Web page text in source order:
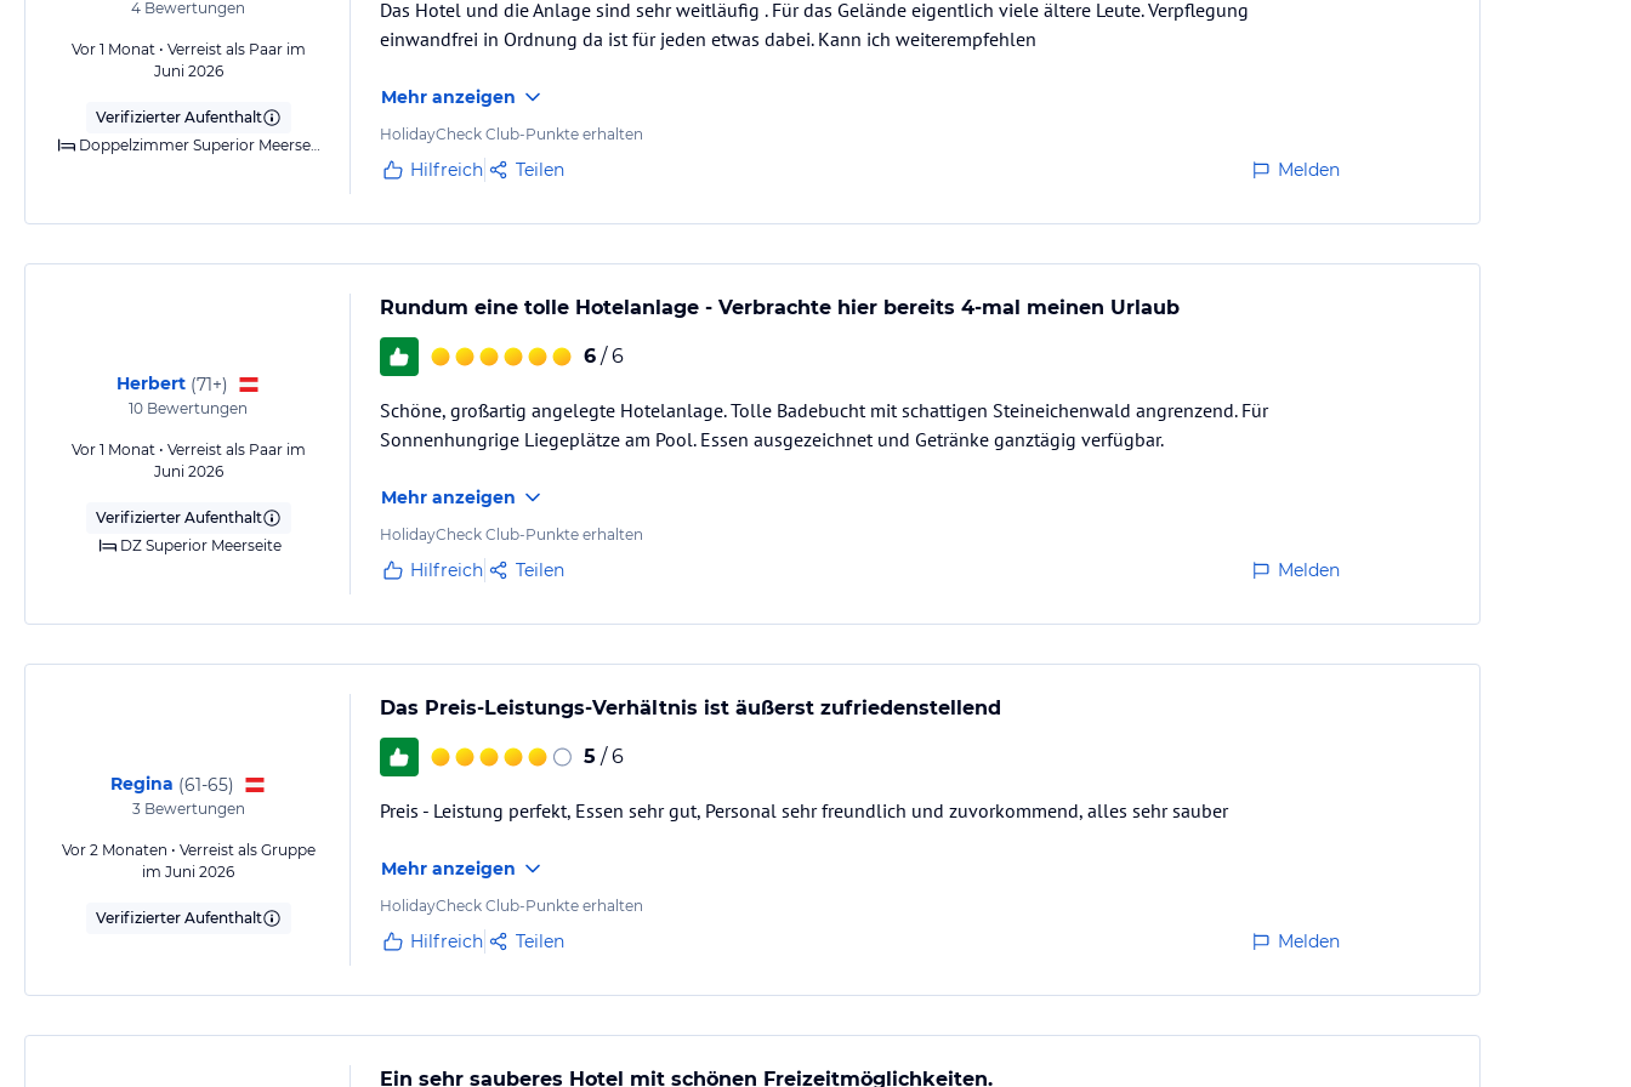
4 Bewertungen
Vor 1 Monat • Verreist als Paar im
Juni 2026
Verifizierter Aufenthalt
Doppelzimmer Superior Meerseite (Balkon)
Das Hotel und die Anlage sind sehr weitläufig . Für das Gelände eigentlich viele ältere Leute. Verpflegung
einwandfrei in Ordnung da ist für jeden etwas dabei. Kann ich weiterempfehlen
Mehr anzeigen
HolidayCheck Club-Punkte erhalten
Hilfreich Teilen Melden
Herbert (71+)
10 Bewertungen
Vor 1 Monat • Verreist als Paar im
Juni 2026
Verifizierter Aufenthalt
DZ Superior Meerseite
Rundum eine tolle Hotelanlage - Verbrachte hier bereits 4-mal meinen Urlaub
6 / 6
Schöne, großartig angelegte Hotelanlage. Tolle Badebucht mit schattigen Steineichenwald angrenzend. Für
Sonnenhungrige Liegeplätze am Pool. Essen ausgezeichnet und Getränke ganztägig verfügbar.
Mehr anzeigen
HolidayCheck Club-Punkte erhalten
Hilfreich Teilen Melden
Regina (61-65)
3Bewertungen
Vor 2 Monaten • Verreist als Gruppe
im Juni 2026
Verifizierter Aufenthalt
Das Preis-Leistungs-Verhältnis ist äußerst zufriedenstellend
5 / 6
Preis - Leistung perfekt, Essen sehr gut, Personal sehr freundlich und zuvorkommend, alles sehr sauber
Mehr anzeigen
HolidayCheck Club-Punkte erhalten
Hilfreich Teilen Melden
Ein sehr sauberes Hotel mit schönen Freizeitmöglichkeiten.